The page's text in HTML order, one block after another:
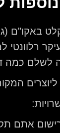
באקו"ם
כמה